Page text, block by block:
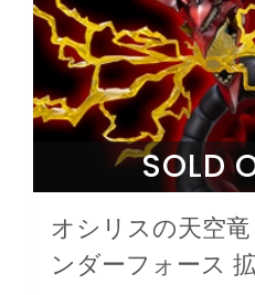
SOLD
オシリスの天空
ンダーフォース